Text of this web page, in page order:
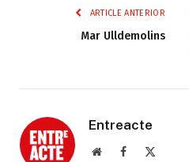
ARTICLE ANTERIOR
Mar Ulldemolins
Entreacte
Web Facebook